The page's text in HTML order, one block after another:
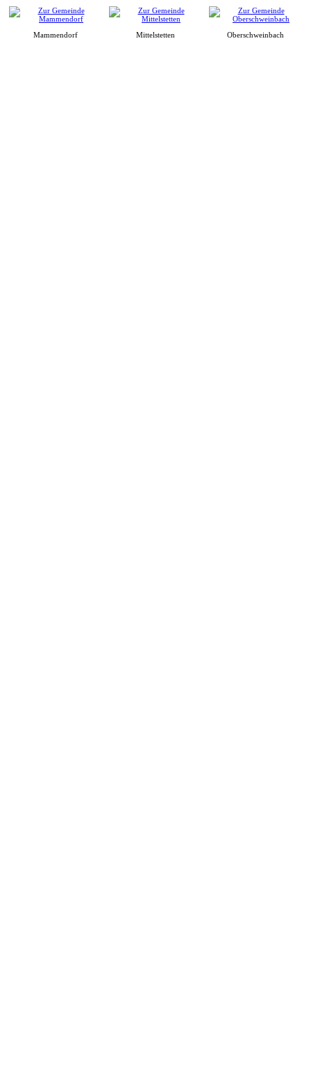
Mammendorf Mittelstetten Oberschweinbach